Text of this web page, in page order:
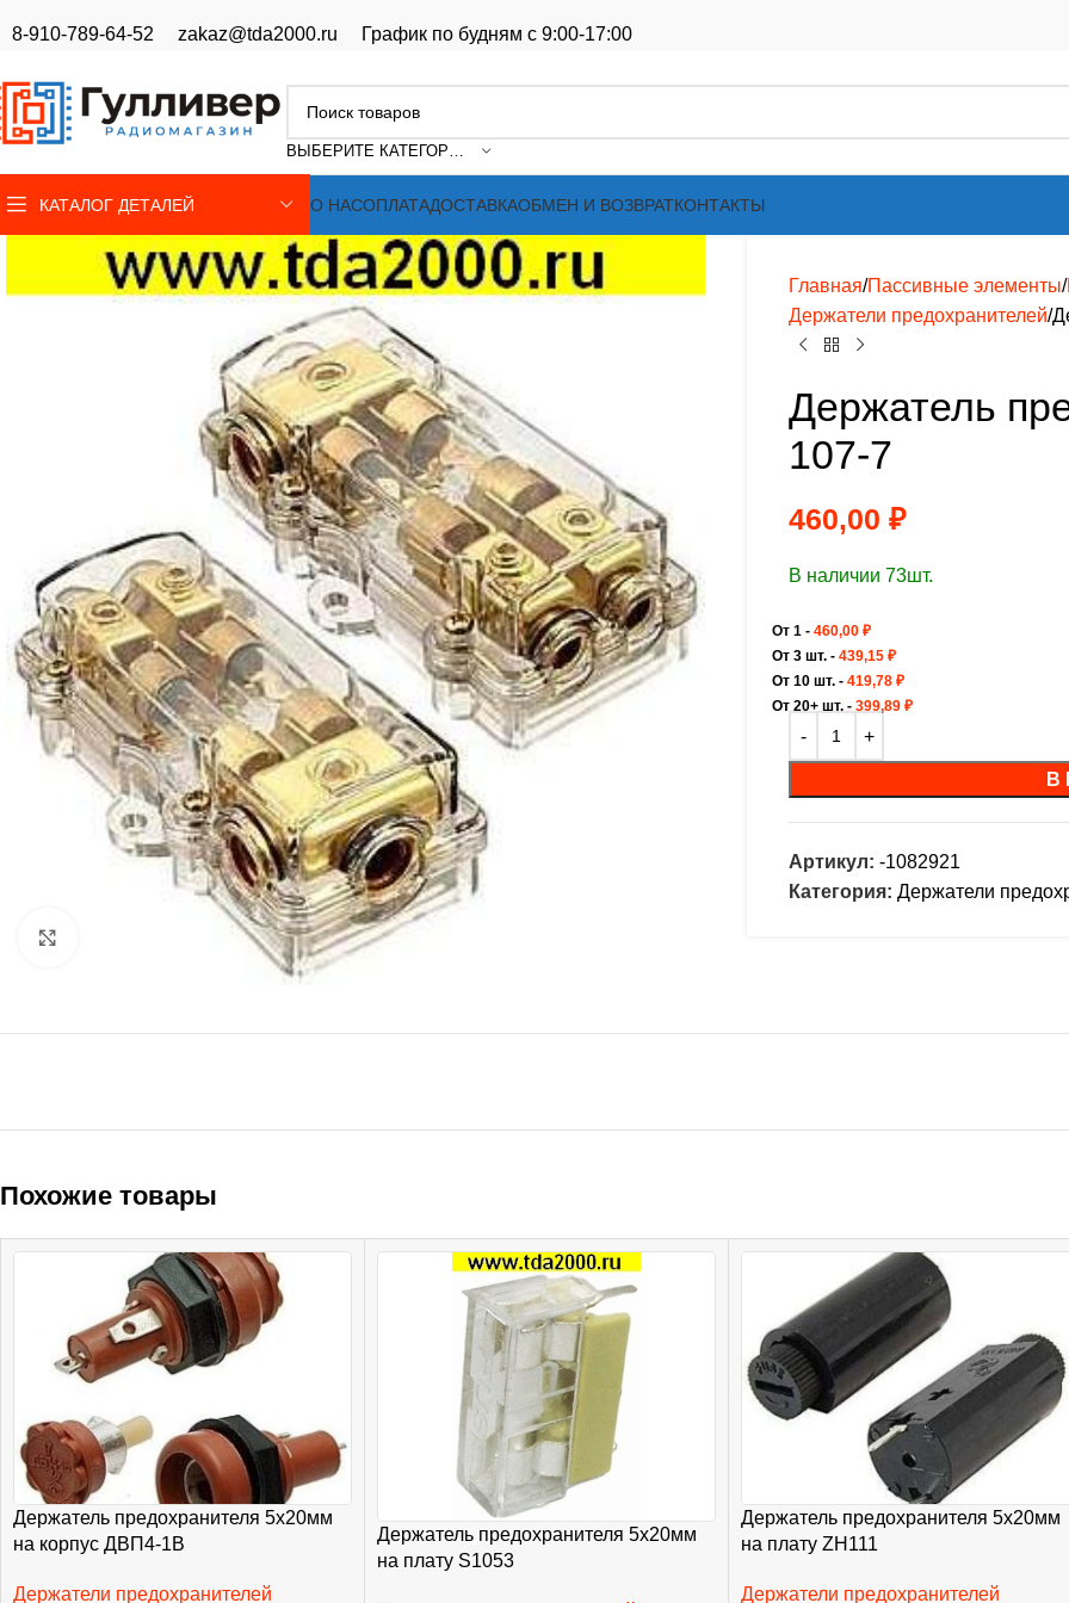
8-910-789-64-52 zakaz@tda2000.ru График по будням с 9:00-17:00
ВЫБЕРИТЕ КАТЕГОРИЮ
КАТАЛОГ ДЕТАЛЕЙ О НАСОПЛАТАДОСТАВКАОБМЕН И ВОЗВРАТКОНТАКТЫ
Нажмите, чтобы увеличить
Главная Пассивные элементы
Держатели предохранителей
Держатель
107-7
460,00 ₽
В наличии 73шт.
От 1 - 460,00 ₽
От 3 шт. - 439,15 ₽
От 10 шт. - 419,78 ₽
От 20+ шт. - 399,89 ₽
В
Артикул: -1082921
Категория: Держатели
Похожие товары
Держатель предохранителя 5х20мм
на корпус ДВП4-1В
Держатели предохранителей
Держатель предохранителя 5х20мм
на плату S1053
Держатель предохранителя 5х20мм
на плату ZH111
Держатели предохранителей